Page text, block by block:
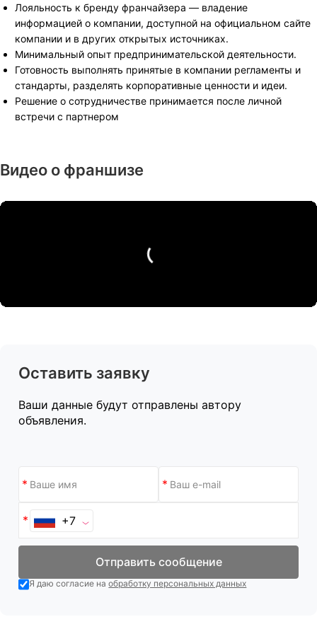
Лояльность к бренду франчайзера — владение
информацией о компании, доступной на официальном сайте
компании и в других открытых источниках.
Минимальный опыт предпринимательской деятельности.
Готовность выполнять принятые в компании регламенты и
стандарты, разделять корпоративные ценности и идеи.
Решение о сотрудничестве принимается после личной
встречи с партнером
Видео о франшизе
Оставить заявку
Ваши данные будут отправлены автору
объявления.
+7
Отправить сообщение
Я даю согласие наобработку персональных данных